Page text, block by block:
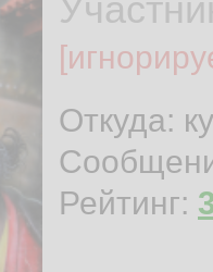
Откуда:
Рейтинг: